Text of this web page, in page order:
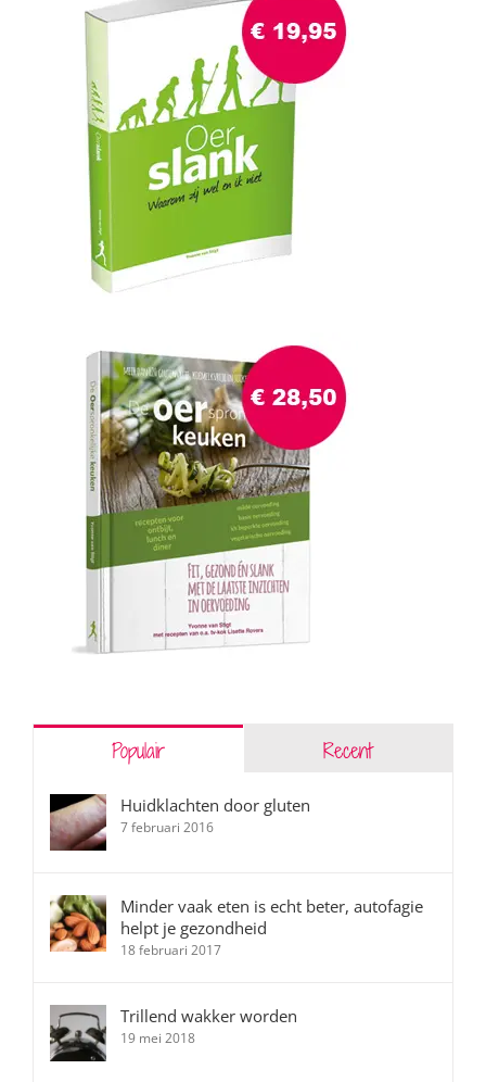
Populair Recent
Huidklachten door gluten
7 februari 2016
Minder vaak eten is echt beter, autofagie
helpt je gezondheid
18 februari 2017
Trillend wakker worden
19 mei 2018